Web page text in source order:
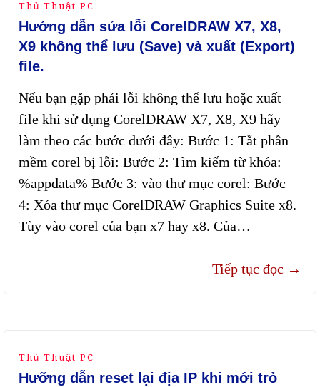
Thủ Thuật PC
Hướng dẫn sửa lỗi CorelDRAW X7, X8,
X9 không thể lưu (Save) và xuất (Export)
file.
Nếu bạn gặp phải lỗi không thể lưu hoặc xuất
file khi sử dụng CorelDRAW X7, X8, X9 hãy
làm theo các bước dưới đây: Bước 1: Tắt phần
mềm corel bị lỗi: Bước 2: Tìm kiếm từ khóa:
%appdata% Bước 3: vào thư mục corel: Bước
4: Xóa thư mục CorelDRAW Graphics Suite x8.
Tùy vào corel của bạn x7 hay x8. Của…
Tiếp tục đọc →
Thủ Thuật PC
Hưỡng dẫn reset lại địa IP khi mới trỏ